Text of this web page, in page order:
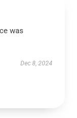
was
Dec 8, 2024